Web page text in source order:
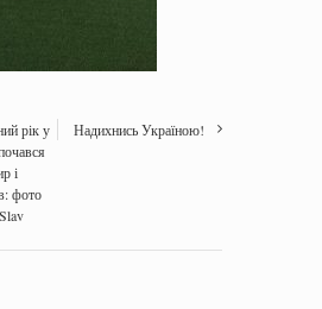
рік у
і
фото
Надихнись Україною!